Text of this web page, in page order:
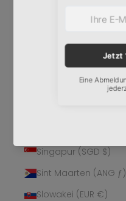
Schweiz (CHF CHF)
Senegal (XOF Fr)
Serbien (RSD РСД)
Seychellen (EUR €)
Singapur (SGD $)
Sint Maarten (ANG ƒ)
Slowakei (EUR €)